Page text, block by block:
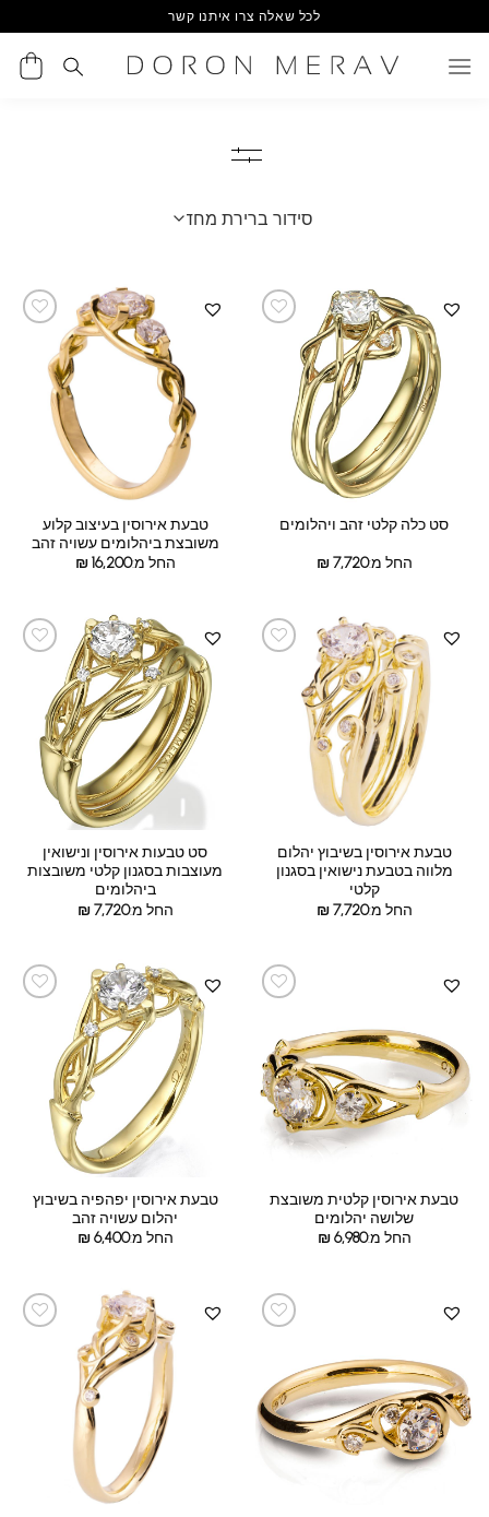
to
content
לכל שאלה צרו איתנו קשר
סט כלה קלטי זהב ויהלומים
החל מ: ₪7,720
טבעת אירוסין בעיצוב קלוע
משובצת ביהלומים עשויה זהב
החל מ:
₪16,200
טבעת אירוסין בשיבוץ יהלום
מלווה בטבעת נישואין בסגנון
קלטי
החל מ:
₪7,720
סט טבעות אירוסין ונישואין
מעוצבות בסגנון קלטי משובצות
ביהלומים
החל מ:
₪7,720
טבעת אירוסין קלטית משובצת
שלושה יהלומים
החל מ:
₪6,980
טבעת אירוסין יפהפיה בשיבוץ
יהלום עשויה זהב
החל מ:
₪6,400